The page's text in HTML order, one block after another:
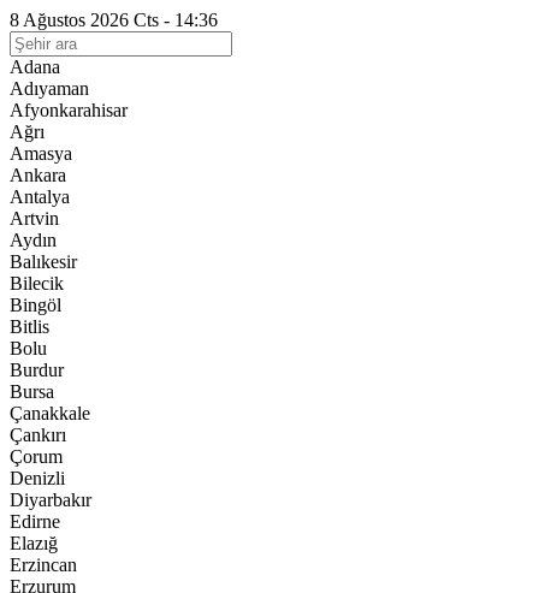
8 Ağustos 2026 Cts - 14:36
Adana
Adıyaman
Afyonkarahisar
Ağrı
Amasya
Ankara
Antalya
Artvin
Aydın
Balıkesir
Bilecik
Bingöl
Bitlis
Bolu
Burdur
Bursa
Çanakkale
Çankırı
Çorum
Denizli
Diyarbakır
Edirne
Elazığ
Erzincan
Erzurum